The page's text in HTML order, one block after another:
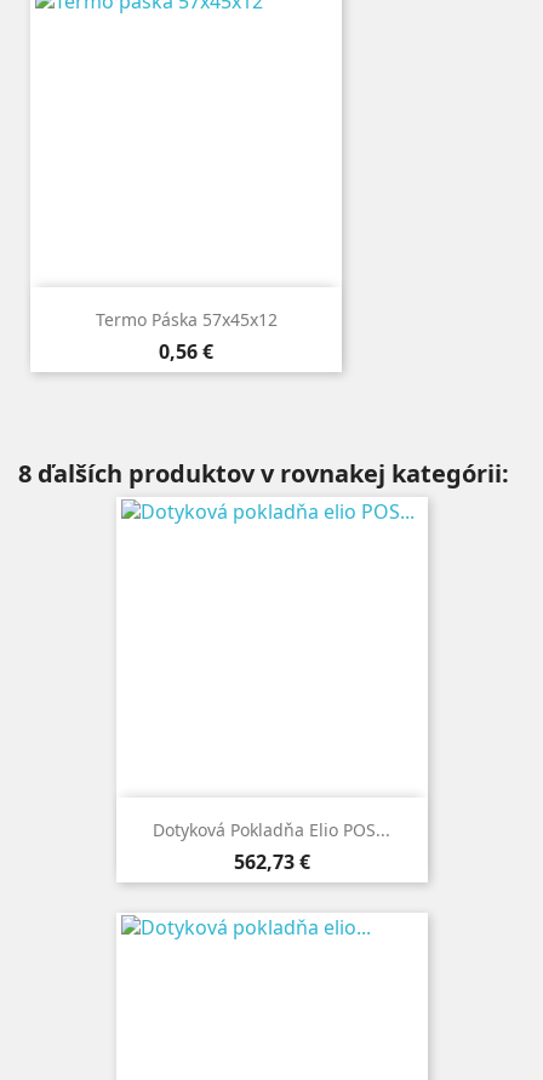
Termo Páska 57x45x12
Cena
0,56 €
8 ďalších produktov v rovnakej kategórii:
Dotyková Pokladňa Elio POS...
Cena
562,73 €